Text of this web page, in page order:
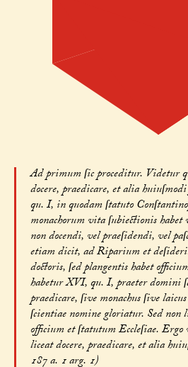
Ad primum ſic proceditur. Videtur
docere, praedicare, et alia
qu. I, in quodam ſtatuto
monachorum vita ſubiectionis
non docendi, vel praeſidendi, vel
etiam dicit, ad Riparium et
doctoris, ſed plangentis habet
habetur XVI, qu. I, praeter domini
praedicare, ſive monachus ſive
ſcientiae nomine gloriatur. Sed
officium et ſtatutum Eccleſiae.
liceat docere, praedicare, et alia
187 a. 1 arg. 1)